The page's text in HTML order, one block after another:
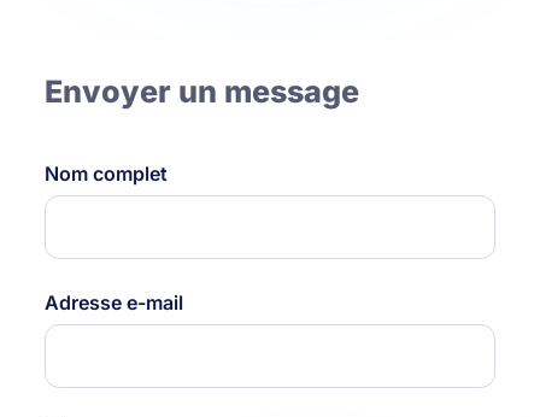
Envoyer un message
Nom complet
Adresse e-mail